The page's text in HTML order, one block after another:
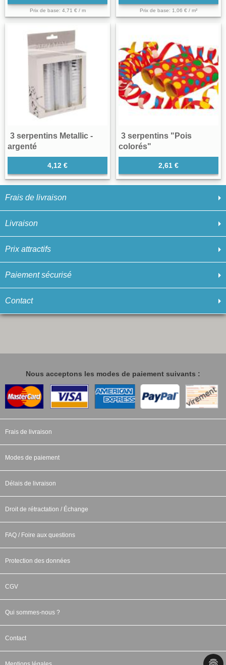
Frais de livraison
Livraison
Prix attractifs
Paiement sécurisé
Contact
Prix de base: 4,71 € / m Prix de base: 1,06 € / m²
3 serpentins Metallic -
argenté
4,12 €
3 serpentins "Pois
colorés"
2,61 €
Nous acceptons les modes de paiement suivants :
Frais de livraison
Modes de paiement
Délais de livraison
Droit de rétractation / Échange
FAQ / Foire aux questions
Protection des données
CGV
Qui sommes-nous ?
Contact